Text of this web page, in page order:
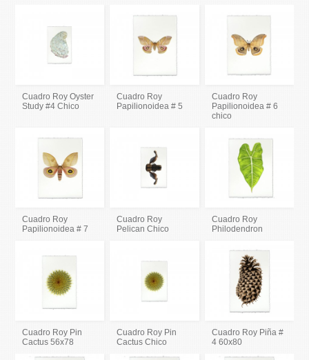
Cuadro Roy Oyster
Study #4 Chico
Cuadro Roy
Papilionoidea # 5
Cuadro Roy
Papilionoidea # 6
chico
Cuadro Roy
Papilionoidea # 7
Cuadro Roy
Pelican Chico
Cuadro Roy
Philodendron
Cuadro Roy Pin
Cactus 56x78
Cuadro Roy Pin
Cactus Chico
Cuadro Roy Piña #
4 60x80